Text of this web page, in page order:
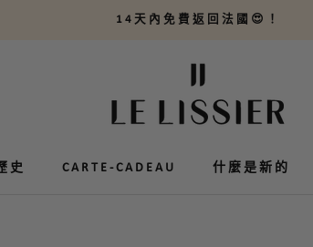
14天內免費返回法國😍！
史
史 CARTE-CADEAU
CARTE-CADEAU 什麼是新的